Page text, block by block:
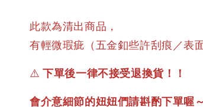
此款為清出商品，
有輕微瑕疵（五金釦些許刮痕／表
⚠️下單後一律不接受退換貨！！
會介意細節的妞妞們請斟酌下單喔～